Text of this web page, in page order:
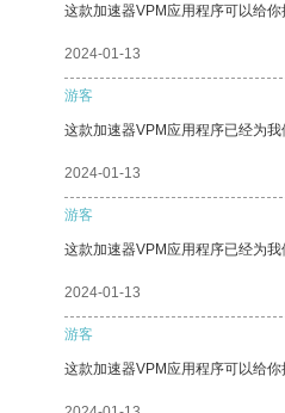
这款加速器VPM应用程序可以给
2024-01-13
游客
这款加速器VPM应用程序已经为
2024-01-13
游客
这款加速器VPM应用程序已经为
2024-01-13
游客
这款加速器VPM应用程序可以给